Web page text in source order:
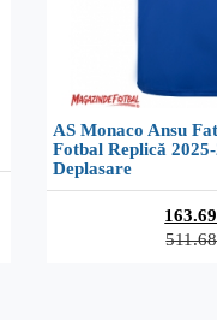
AS Monaco Ansu
Fotbal Replică
Deplasare